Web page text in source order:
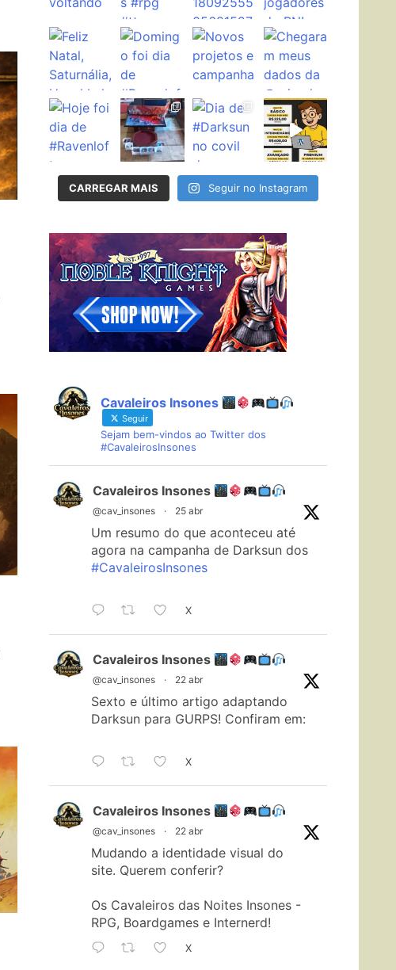
CARREGAR MAIS Seguir no Instagram
Cavaleiros Insones
Seguir
Sejam bem-vindos ao Twitter dos
#CavaleirosInsones
Cavaleiros Insones
@cav_insones · 25 abr
Um resumo do que aconteceu até
agora na campanha de Darksun dos
#CavaleirosInsones
X
Cavaleiros Insones
@cav_insones · 22 abr
Sexto e último artigo adaptando
Darksun para GURPS! Confiram em:
X
Cavaleiros Insones
@cav_insones · 22 abr
Mudando a identidade visual do
site. Querem conferir?
Os Cavaleiros das Noites Insones -
RPG, Boardgames e Internerd!
X